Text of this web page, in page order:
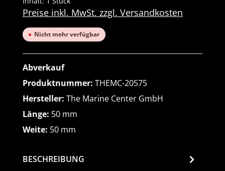
Preise inkl. MwSt. zzgl. Versandkosten
Nicht mehr verfügbar
Abverkauf
Produktnummer: THEMC-20575
Hersteller: The Marine Center GmbH
Länge: 50 mm
Weite: 50 mm
BESCHREIBUNG